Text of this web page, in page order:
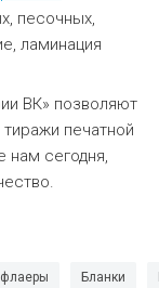
Бланки
песочных,
ламинация
ВК» позволяют
печатной
нам сегодня,